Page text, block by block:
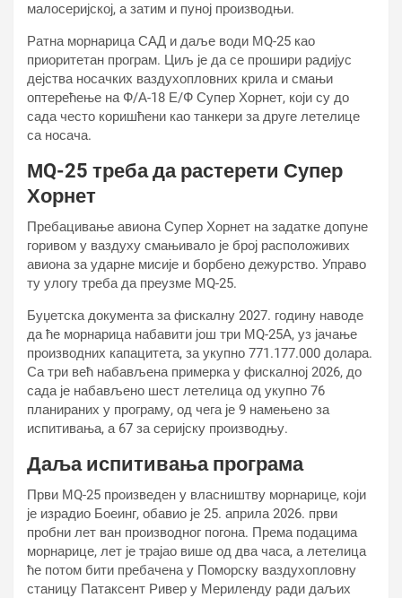
малосеријској, а затим и пуној производњи.
Ратна морнарица САД и даље води МQ-25 као
приоритетан програм. Циљ је да се прошири радијус
дејства носачких ваздухопловних крила и смањи
оптерећење на Ф/А-18 Е/Ф Супер Хорнет, који су до
сада често коришћени као танкери за друге летелице
са носача.
МQ-25 треба да растерети Супер
Хорнет
Пребацивање авиона Супер Хорнет на задатке допуне
горивом у ваздуху смањивало је број расположивих
авиона за ударне мисије и борбено дежурство. Управо
ту улогу треба да преузме МQ-25.
Буџетска документа за фискалну 2027. годину наводе
да ће морнарица набавити још три МQ-25А, уз јачање
производних капацитета, за укупно 771.177.000 долара.
Са три већ набављена примерка у фискалној 2026, до
сада је набављено шест летелица од укупно 76
планираних у програму, од чега је 9 намењено за
испитивања, а 67 за серијску производњу.
Даља испитивања програма
Први МQ-25 произведен у власништву морнарице, који
је израдио Боеинг, обавио је 25. априла 2026. први
пробни лет ван производног погона. Према подацима
морнарице, лет је трајао више од два часа, а летелица
ће потом бити пребачена у Поморску ваздухопловну
станицу Патаксент Ривер у Мериленду ради даљих